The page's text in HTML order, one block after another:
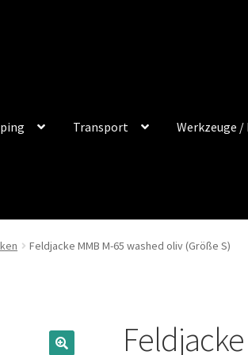
Transport Werkzeuge /
Feldjacke MMB M-65 washed oliv (Größe S)